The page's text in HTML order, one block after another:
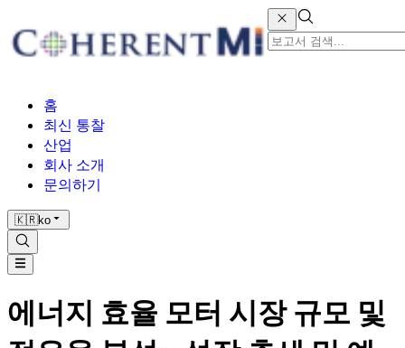
홈
최신 통찰
산업
회사 소개
문의하기
🇰🇷ko
에너지 효율 모터 시장 규모 및